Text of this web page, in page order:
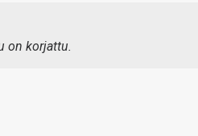
on korjattu.